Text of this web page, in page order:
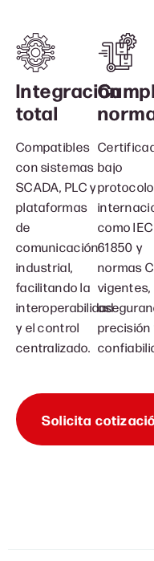
Integración
total
Compatibles
con sistemas
SCADA, PLC y
plataformas
de
comunicación
industrial,
facilitando la
interoperabilidad
y el control
centralizado.
bajo
como IEC
61850 y
normas
vigentes,
precisión
Solicita